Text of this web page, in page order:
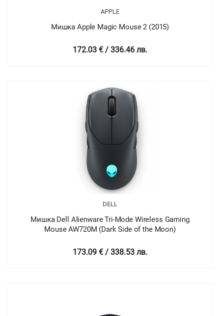
APPLE
Мишка Apple Magic Mouse 2 (2015)
172.03 € / 336.46 лв.
DELL
Мишка Dell Alienware Tri-Mode Wireless Gaming
Mouse AW720M (Dark Side of the Moon)
173.09 € / 338.53 лв.